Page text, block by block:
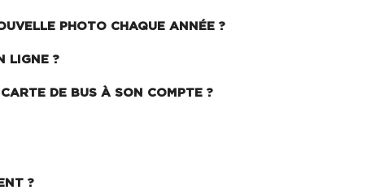
PHOTO CHAQUE ANNÉE ?
LIGNE ?
DE BUS À SON COMPTE ?
?